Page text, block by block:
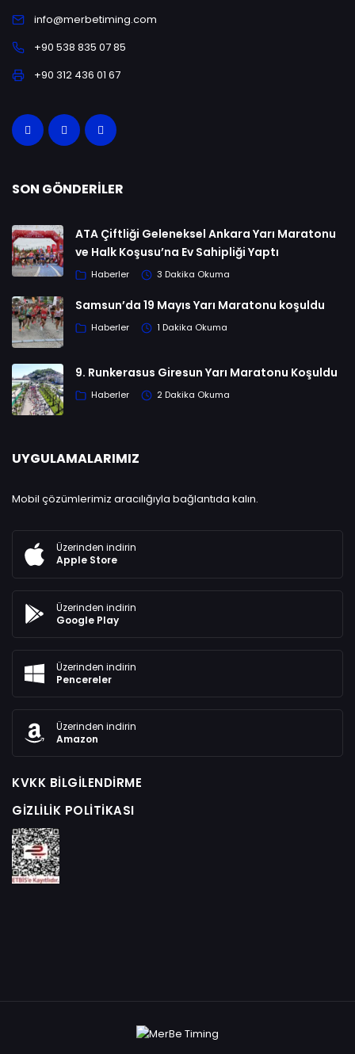
info@merbetiming.com
+90 538 835 07 85
+90 312 436 01 67
SON GÖNDERILER
ATA Çiftliği Geleneksel Ankara Yarı Maratonu
ve Halk Koşusu’na Ev Sahipliği Yaptı
Haberler 3 Dakika Okuma
Samsun’da 19 Mayıs Yarı Maratonu koşuldu
Haberler 1 Dakika Okuma
9. Runkerasus Giresun Yarı Maratonu Koşuldu
Haberler 2 Dakika Okuma
UYGULAMALARIMIZ
Mobil çözümlerimiz aracılığıyla bağlantıda kalın.
Üzerinden indirin
Apple Store
Üzerinden indirin
Google Play
Üzerinden indirin
Pencereler
Üzerinden indirin
Amazon
KVKK BILGILENDIRME
GIZLILIK POLITIKASI